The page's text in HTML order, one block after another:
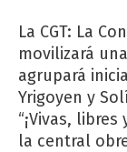
La CGT: La
movilizará
agrupará
Yrigoyen y
“¡Vivas,
la central